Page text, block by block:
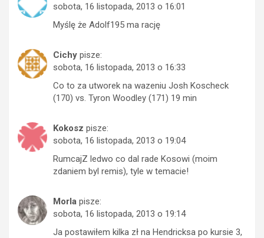
sobota, 16 listopada, 2013 o 16:01
Myślę że Adolf195 ma rację
Cichy pisze:
sobota, 16 listopada, 2013 o 16:33
Co to za utworek na wazeniu Josh Koscheck
(170) vs. Tyron Woodley (171) 19 min
Kokosz pisze:
sobota, 16 listopada, 2013 o 19:04
RumcajZ ledwo co dal rade Kosowi (moim
zdaniem byl remis), tyle w temacie!
Morla pisze:
sobota, 16 listopada, 2013 o 19:14
Ja postawiłem kilka zł na Hendricksa po kursie 3,